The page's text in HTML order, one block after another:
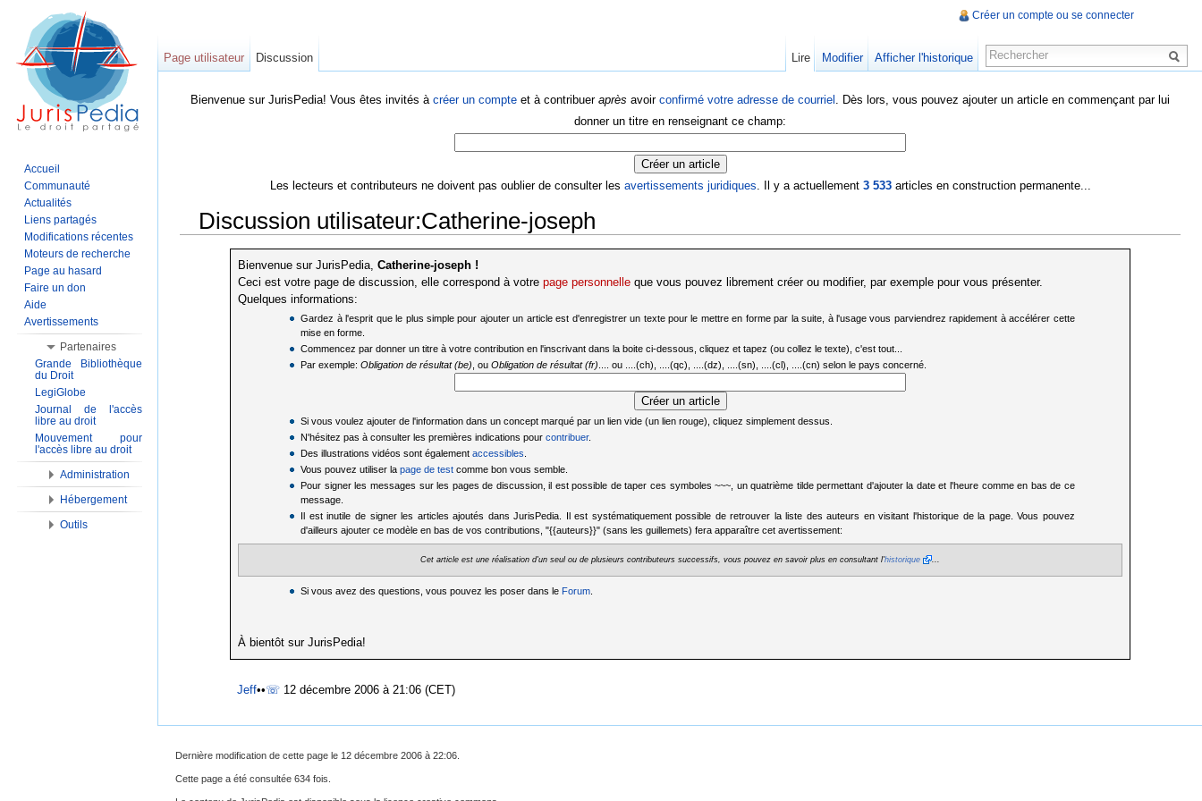
Bienvenue sur JurisPedia! Vous êtes invités à créer un compte et à contribuer après avoir confirmé votre adresse de courriel . Dès lors, vous pouvez ajouter un article en commençant par lui
donner un titre en renseignant ce champ:
Les lecteurs et contributeurs ne doivent pas oublier de consulter les avertissements juridiques. Il y a actuellement 3 533articles en construction permanente...
Discussion utilisateur:Catherine-joseph
Bienvenue sur JurisPedia, Catherine-joseph !
Ceci est votre page de discussion, elle correspond à votre page personnelle que vous pouvez librement créer ou modifier, par exemple pour vous présenter.
Quelques informations:
Gardez à l'esprit que le plus simple pour ajouter un article est d'enregistrer un texte pour le mettre en forme par la suite, à l'usage vous parviendrez rapidement à accélérer cette
mise en forme.
Commencez par donner un titre à votre contribution en l'inscrivant dans la boite ci-dessous, cliquez et tapez (ou collez le texte), c'est tout...
Par exemple:Obligation de résultat (be) , ouObligation de résultat (fr) .... ou ....(ch), ....(qc), ....(dz), ....(sn), ....(cl), ....(cn) selon le pays concerné.
Si vous voulez ajouter de l'information dans un concept marqué par un lien vide (un lien rouge), cliquez simplement dessus.
N'hésitez pas à consulter les premières indications pourcontribuer.
Des illustrations vidéos sont égalementaccessibles
Vous pouvez utiliser lapage de test comme bon vous semble.
Pour signer les messages sur les pages de discussion, il est possible de taper ces symboles ~~~, un quatrième tilde permettant d'ajouter la date et l'heure comme en bas de ce
message.
Il est inutile de signer les articles ajoutés dans JurisPedia. Il est systématiquement possible de retrouver la liste des auteurs en visitant l'historique de la page. Vous pouvez
d'ailleurs ajouter ce modèle en bas de vos contributions, "{{auteurs}}" (sans les guillemets) fera apparaître cet avertissement:
Cet article est une réalisation d'un seul ou de plusieurs contributeurs successifs, vous pouvez en savoir plus en consultant l'historique ...
Si vous avez des questions, vous pouvez les poser dans le Forum
À bientôt sur JurisPedia!
Jeff••☏ 12 décembre 2006 à 21:06 (CET)
Créer un compte ou se connecter
Page utilisateur Discussion Lire Modifier Afficher l'historique
Accueil
Communauté
Actualités
Liens partagés
Modifications récentes
Moteurs de recherche
Page au hasard
Faire un don
Aide
Avertissements
Partenaires
Grande Bibliothèque
du Droit
LegiGlobe
Journal de l'accès
libre au droit
Mouvement pour
l'accès libre au droit
Administration
Hébergement
Outils
Dernière modification de cette page le 12 décembre 2006 à 22:06.
Cette page a été consultée 634 fois.